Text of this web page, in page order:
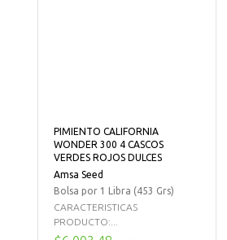
PIMIENTO CALIFORNIA
WONDER 300 4 CASCOS
VERDES ROJOS DULCES
Amsa Seed
Bolsa por 1 Libra (453 Grs)
CARACTERISTICAS
PRODUCTO:...